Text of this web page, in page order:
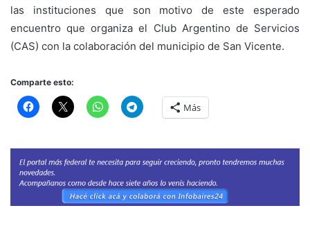
las instituciones que son motivo de este esperado
encuentro que organiza el Club Argentino de Servicios
(CAS) con la colaboración del municipio de San Vicente.
Comparte esto:
Más